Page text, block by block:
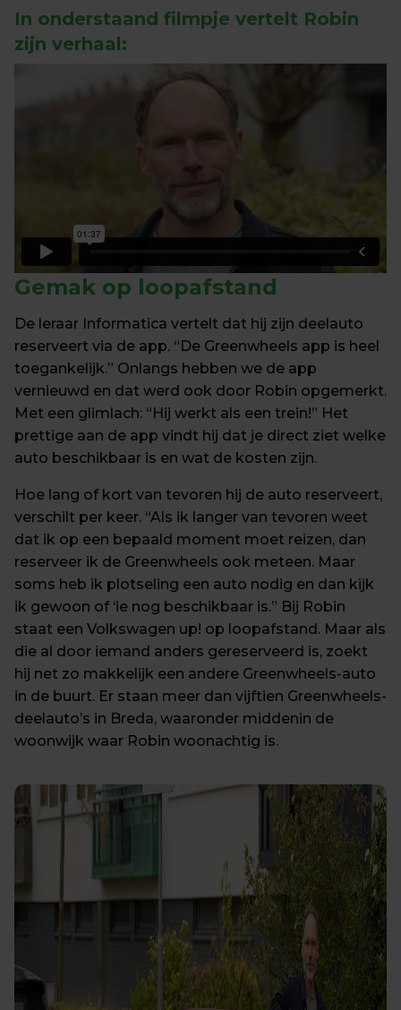
In onderstaand filmpje vertelt Robin
zijn verhaal:
Gemak op loopafstand
De leraar Informatica vertelt dat hij zijn deelauto
reserveert via de app. “De Greenwheels app is heel
toegankelijk.” Onlangs hebben we de app
vernieuwd en dat werd ook door Robin opgemerkt.
Met een glimlach: “Hij werkt als een trein!” Het
prettige aan de app vindt hij dat je direct ziet welke
auto beschikbaar is en wat de kosten zijn.
Hoe lang of kort van tevoren hij de auto reserveert,
verschilt per keer. “Als ik langer van tevoren weet
dat ik op een bepaald moment moet reizen, dan
reserveer ik de Greenwheels ook meteen. Maar
soms heb ik plotseling een auto nodig en dan kijk
ik gewoon of ‘ie nog beschikbaar is.” Bij Robin
staat een Volkswagen up! op loopafstand. Maar als
die al door iemand anders gereserveerd is, zoekt
hij net zo makkelijk een andere Greenwheels-auto
in de buurt. Er staan meer dan vijftien Greenwheels-
deelauto’s in Breda, waaronder middenin de
woonwijk waar Robin woonachtig is.